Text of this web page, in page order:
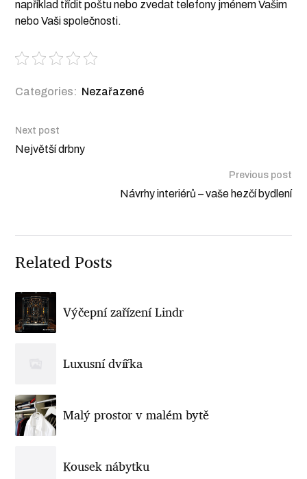
například třídit poštu nebo zvedat telefony jménem Vašim
nebo Vaši společnosti.
Categories: Nezařazené
Next post
Největší drbny
Previous post
Návrhy interiérů – vaše hezčí bydlení
Related Posts
Výčepní zařízení Lindr
Luxusní dvířka
Malý prostor v malém bytě
Kousek nábytku